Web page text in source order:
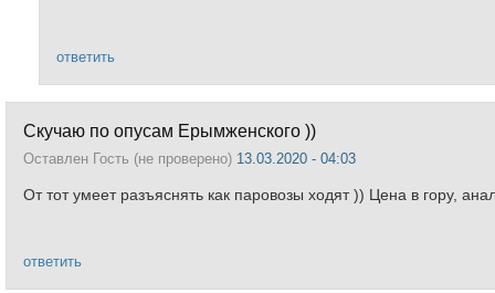
ответить
Скучаю по опусам Ерымженского ))
Оставлен Гость (не проверено) 13.03.2020 - 04:03
От тот умеет разъяснять как паровозы ходят )) Цена в гору,
ответить